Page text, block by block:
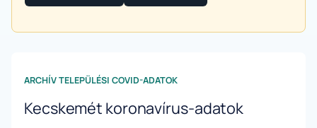
ARCHÍV TELEPÜLÉSI COVID-ADATOK
Kecskemét koronavírus-adatok